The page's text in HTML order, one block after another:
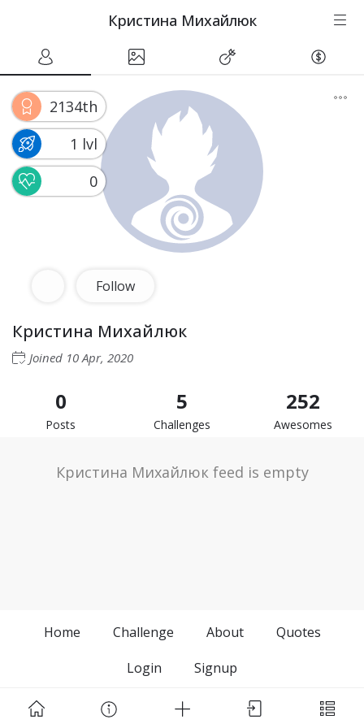
Кристина Михайлюк
2134th
1 lvl
0
Follow
Кристина Михайлюк
Joined 10 Apr, 2020
0
Posts
5
Challenges
252
Awesomes
Кристина Михайлюк feed is empty
Home Challenge About
Quotes
Login
Signup